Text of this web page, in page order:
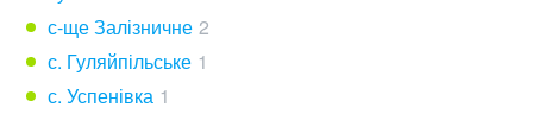
с-ще Залізничне 2
с. Гуляйпільське 1
с. Успенівка 1